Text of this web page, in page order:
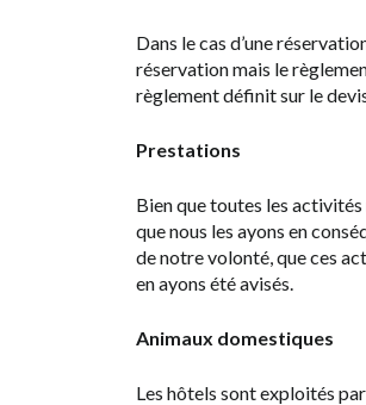
Dans le cas d’une
réservation mais le
règlement définit sur le
Prestations
Bien que toutes les
que nous les ayons en
de notre volonté, que ces
en ayons été avisés.
Animaux domestiques
Les hôtels sont exploités